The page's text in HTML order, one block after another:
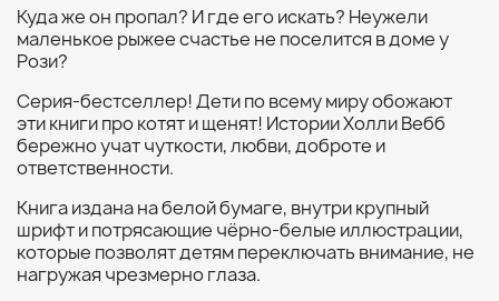
Куда же он пропал? И где его искать? Неужели
маленькое рыжее счастье не поселится в доме у
Рози?
Серия-бестселлер! Дети по всему миру обожают
эти книги про котят и щенят! Истории Холли Вебб
бережно учат чуткости, любви, доброте и
ответственности.
Книга издана на белой бумаге, внутри крупный
шрифт и потрясающие чёрно-белые иллюстрации,
которые позволят детям переключать внимание, не
нагружая чрезмерно глаза.